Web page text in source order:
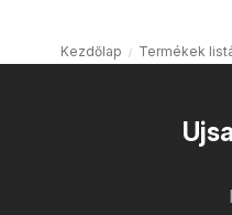
Kezdőlap Termékek